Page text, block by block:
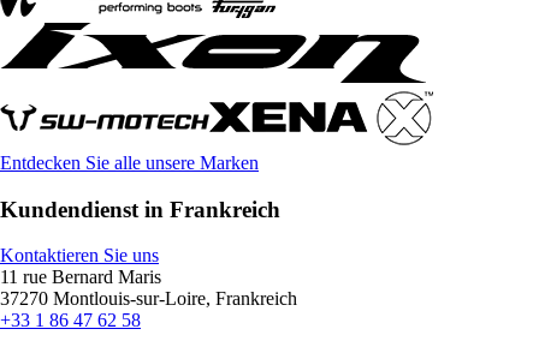
Entdecken Sie alle unsere Marken
Kundendienst in Frankreich
Kontaktieren Sie uns
11 rue Bernard Maris
37270 Montlouis-sur-Loire, Frankreich
+33 1 86 47 62 58